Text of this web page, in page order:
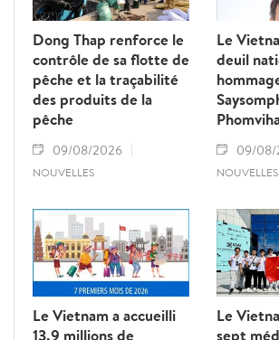
Dong Thap renforce le
contrôle de sa flotte de
pêche et la traçabilité
des produits de la
pêche
09/08/2026
NOUVELLES
Le
deuil
09/
NOUVELLES
Le Vietnam a accueilli
13,9 millions de
Le
sept